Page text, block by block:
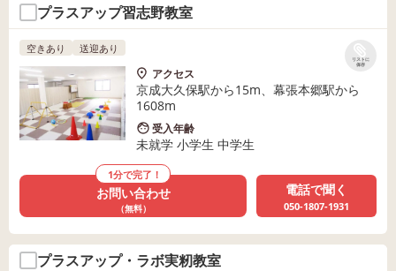
プラスアップ習志野教室
リストに
保存
空きあり 送迎あり
アクセス
京成大久保駅から15m、幕張本郷駅から
1608m
受入年齢
未就学 小学生 中学生
1分で完了！
お問い合わせ
（無料）
電話で聞く
050-1807-1931
プラスアップ・ラボ実籾教室